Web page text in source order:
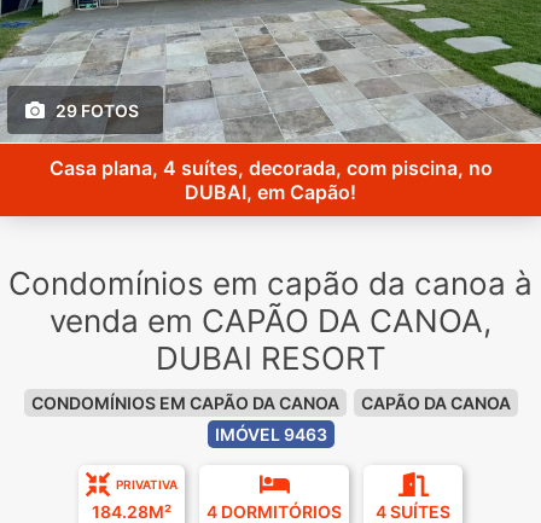
29 FOTOS
Casa plana, 4 suítes, decorada, com piscina, no
DUBAI, em Capão!
Condomínios em capão da canoa à
venda em CAPÃO DA CANOA,
DUBAI RESORT
CONDOMÍNIOS EM CAPÃO DA CANOA
CAPÃO DA CANOA
IMÓVEL 9463
PRIVATIVA
184.28M² 4 DORMITÓRIOS 4 SUÍTES